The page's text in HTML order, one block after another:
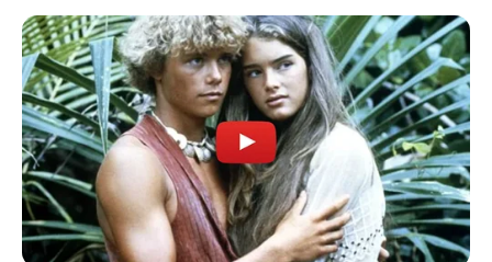
ΑΝ ΘΈΛΕΤΕ ΝΑ ΜΠΕΊΤΕ ΣΕ ΣΟΥΠΕΡΜΆΡΚΕΤ ΘΑ ΠΡΈΠΕΙ
ΝΑ ΦΟΡΆΤΕ ΦΊΜΩΤΡΟ. ΠΟΙΟΣ ΚΕΡΔΊΖΕΙ ΑΠΌ ΤΑ